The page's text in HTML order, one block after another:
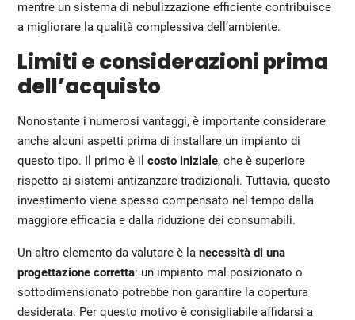
mentre un sistema di nebulizzazione efficiente contribuisce
a migliorare la qualità complessiva dell’ambiente.
Limiti e considerazioni prima
dell’acquisto
Nonostante i numerosi vantaggi, è importante considerare
anche alcuni aspetti prima di installare un impianto di
questo tipo. Il primo è il costo iniziale, che è superiore
rispetto ai sistemi antizanzare tradizionali. Tuttavia, questo
investimento viene spesso compensato nel tempo dalla
maggiore efficacia e dalla riduzione dei consumabili.
Un altro elemento da valutare è la necessità di una
progettazione corretta: un impianto mal posizionato o
sottodimensionato potrebbe non garantire la copertura
desiderata. Per questo motivo è consigliabile affidarsi a